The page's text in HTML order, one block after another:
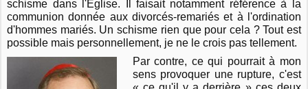
schisme dans l'Eglise. Il faisait notamment référence à la
communion donnée aux divorcés-remariés et à l'ordination
d'hommes mariés. Un schisme rien que pour cela ? Tout est
possible mais personnellement, je ne le crois pas tellement.
Par contre, ce qui pourrait à mon
sens provoquer une rupture, c'est